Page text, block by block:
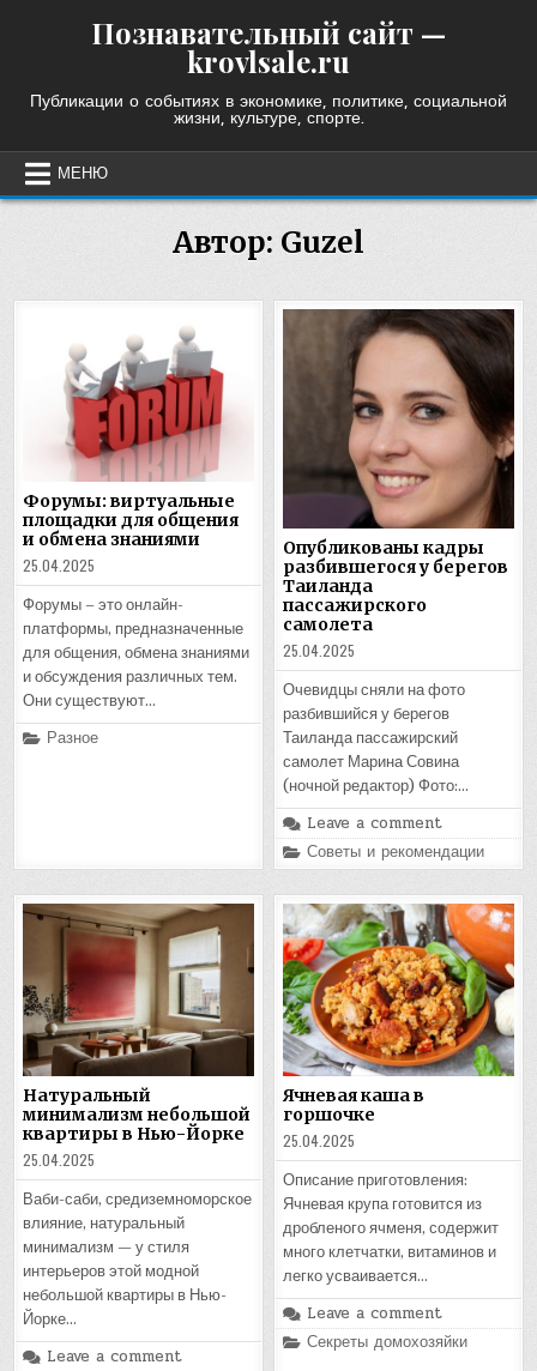
Познавательный сайт —
krovlsale.ru
Публикации о событиях в экономике, политике, социальной
жизни, культуре, спорте.
МЕНЮ
Автор: Guzel
Форумы: виртуальные
площадки для общения
и обмена знаниями
25.04.2025
Форумы – это онлайн-
платформы, предназначенные
для общения, обмена знаниями
и обсуждения различных тем.
Они существуют…
Posted
Разное
Опубликованы кадры
разбившегося у берегов
Таиланда
пассажирского
самолета
25.04.2025
Очевидцы сняли на фото
разбившийся у берегов
Таиланда пассажирский
самолет Марина Совина
(ночной редактор) Фото:…
Leave a comment
Posted
in
Советы и рекомендации
Натуральный
минимализм небольшой
квартиры в Нью-Йорке
25.04.2025
Ваби-саби, средиземноморское
влияние, натуральный
минимализм — у стиля
интерьеров этой модной
небольшой квартиры в Нью-
Йорке…
Leave a comment
Ячневая каша в
горшочке
25.04.2025
Описание приготовления:
Ячневая крупа готовится из
дробленого ячменя, содержит
много клетчатки, витаминов и
легко усваивается…
Leave a comment
Posted
Секреты домохозяйки